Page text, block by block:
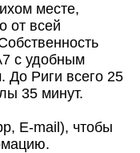
месте,
от всей
с удобным
До Риги всего 25
35 минут.
E-mail), чтобы